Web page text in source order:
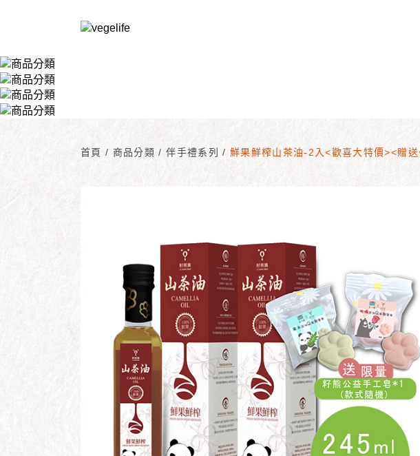
首頁/ 商品分類/ 伴手禮系列/ 鮮果鮮榨山茶油-2入<歡喜大特價><贈